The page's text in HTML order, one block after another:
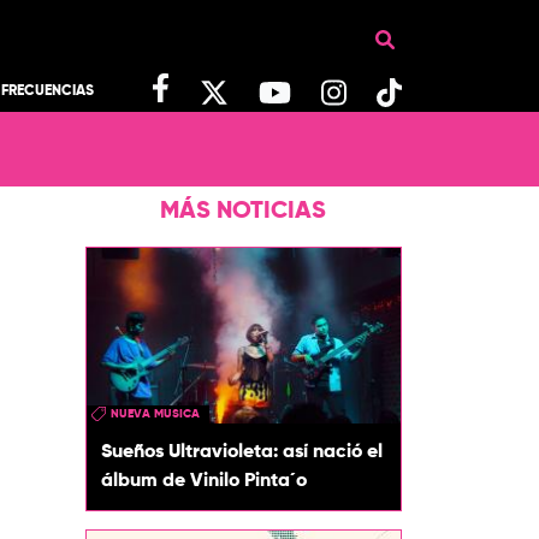
FRECUENCIAS
MÁS NOTICIAS
NUEVA MUSICA
Sueños Ultravioleta: así nació el
álbum de Vinilo Pinta´o